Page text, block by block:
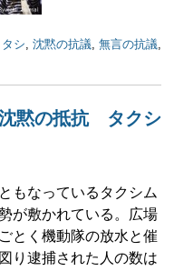
シ, 沈黙の抗議, 無言の抗議,
黙の抵抗 タクシ
もなっているタクシム
が敷かれている。広場
とく機動隊の放水と催
り逮捕された人の数は